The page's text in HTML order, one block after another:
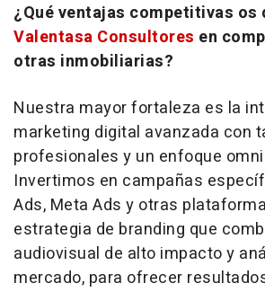
¿Qué ventajas competitivas os
Valentasa Consultores en
otras inmobiliarias?
Nuestra mayor fortaleza es la
marketing digital avanzada con
profesionales y un enfoque
Invertimos en campañas
Ads, Meta Ads y otras
estrategia de branding que
audiovisual de alto impacto y
mercado, para ofrecer